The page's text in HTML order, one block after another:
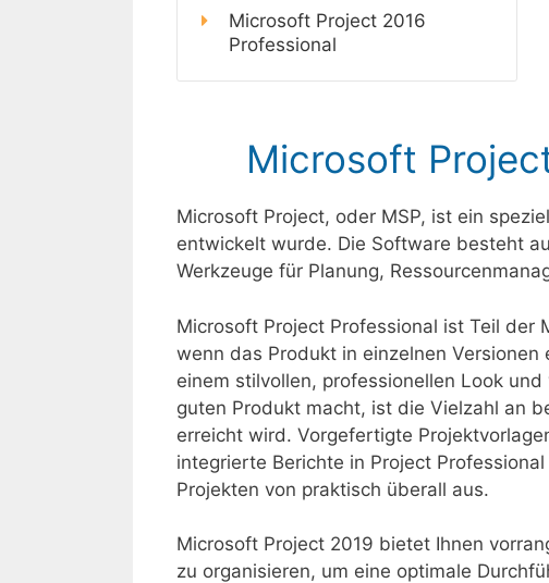
Microsoft Project 2016
Professional
Microsoft
Microsoft Project, oder MSP, ist ein
entwickelt wurde. Die Software besteht
Werkzeuge für Planung,
Microsoft Project Professional ist Teil
wenn das Produkt in einzelnen
einem stilvollen, professionellen Look
guten Produkt macht, ist die Vielzahl an
erreicht wird. Vorgefertigte
integrierte Berichte in Project
Projekten von praktisch überall aus.
Microsoft Project 2019 bietet Ihnen
zu organisieren, um eine optimale